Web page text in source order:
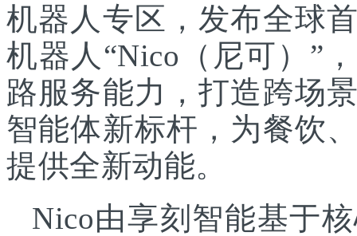
机器人专区，发布全球
机器人“Nico（尼可）”
路服务能力，打造跨场
智能体新标杆，为餐饮
提供全新动能。
Nico由享刻智能基于